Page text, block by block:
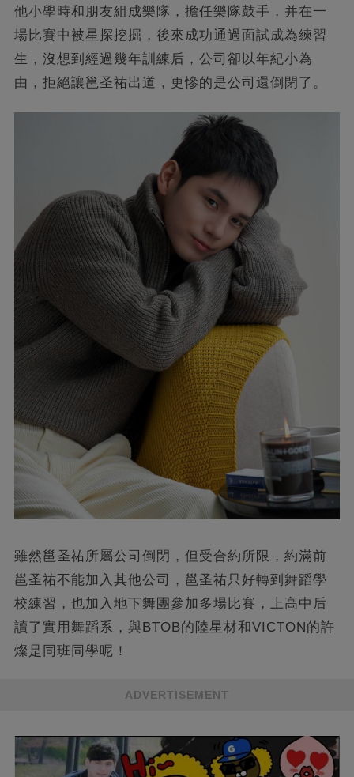
他小學時和朋友組成樂隊，擔任樂隊鼓手，并在一
場比賽中被星探挖掘，後來成功通過面試成為練習
生，沒想到經過幾年訓練后，公司卻以年紀小為
由，拒絕讓邕圣祐出道，更慘的是公司還倒閉了。
雖然邕圣祐所屬公司倒閉，但受合約所限，約滿前
邕圣祐不能加入其他公司，邕圣祐只好轉到舞蹈學
校練習，也加入地下舞團參加多場比賽，上高中后
讀了實用舞蹈系，與BTOB的陸星材和VICTON的許
燦是同班同學呢！
ADVERTISEMENT